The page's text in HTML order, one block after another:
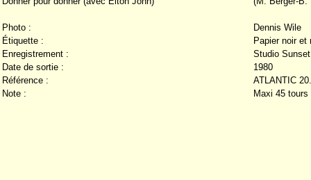
Photo :
Dennis Wile
Étiquette :
Papier noir et
Enregistrement :
Studio
Date de sortie :
1980
Référence :
ATLANTIC
Note :
Maxi 45 tours